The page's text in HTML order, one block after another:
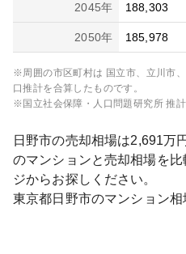
2045年 188,303
2050年 185,978
※周囲の市区町村は 国立市、立川市
口推計を合算したものです。
※国立社会保障・人口問題研究所 推計
日野市の売却相場は2,691万
のマンションと売却相場を
ジからお探しください。
東京都日野市のマンション